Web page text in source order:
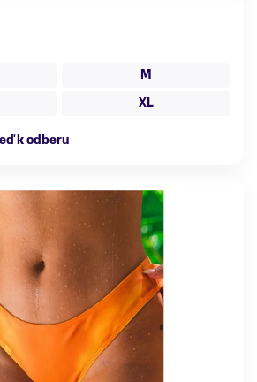
M
XL
k odberu